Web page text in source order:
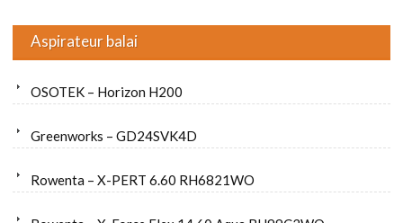
Aspirateur balai
OSOTEK – Horizon H200
Greenworks – GD24SVK4D
Rowenta – X-PERT 6.60 RH6821WO